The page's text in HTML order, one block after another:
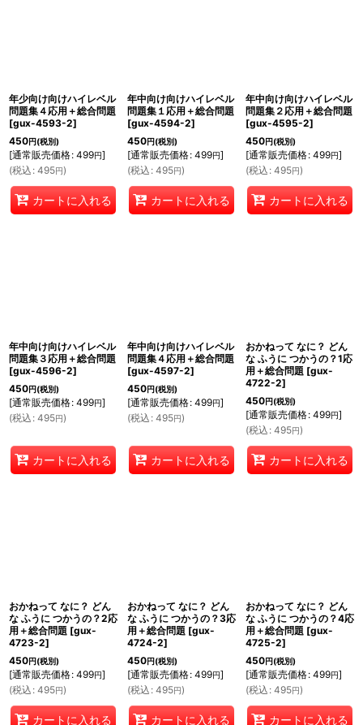
年少向け向けハイレベル
問題集４応用＋総合問題
[gux-4593-2]
450円(税別)
[通常販売価格: 499円]
(税込 : 495円)
カートに入れる
年中向け向けハイレベル
問題集１応用＋総合問題
[gux-4594-2]
450円(税別)
[通常販売価格: 499円]
(税込 : 495円)
カートに入れる
年中向け向けハイレベル
問題集２応用＋総合問題
[gux-4595-2]
450円(税別)
[通常販売価格: 499円]
(税込 : 495円)
カートに入れる
年中向け向けハイレベル
問題集３応用＋総合問題
[gux-4596-2]
450円(税別)
[通常販売価格: 499円]
(税込 : 495円)
カートに入れる
年中向け向けハイレベル
問題集４応用＋総合問題
[gux-4597-2]
450円(税別)
[通常販売価格: 499円]
(税込 : 495円)
カートに入れる
おかねって なに？ どん
な ふうに つかうの？1応
用＋総合問題 [gux-
4722-2]
450円(税別)
[通常販売価格: 499円]
(税込 : 495円)
カートに入れる
おかねって なに？ どん
な ふうに つかうの？2応
用＋総合問題 [gux-
4723-2]
450円(税別)
[通常販売価格: 499円]
(税込 : 495円)
カートに入れる
おかねって なに？ どん
な ふうに つかうの？3応
用＋総合問題 [gux-
4724-2]
450円(税別)
[通常販売価格: 499円]
(税込 : 495円)
カートに入れる
おかねって なに？ どん
な ふうに つかうの？4応
用＋総合問題 [gux-
4725-2]
450円(税別)
[通常販売価格: 499円]
(税込 : 495円)
カートに入れる